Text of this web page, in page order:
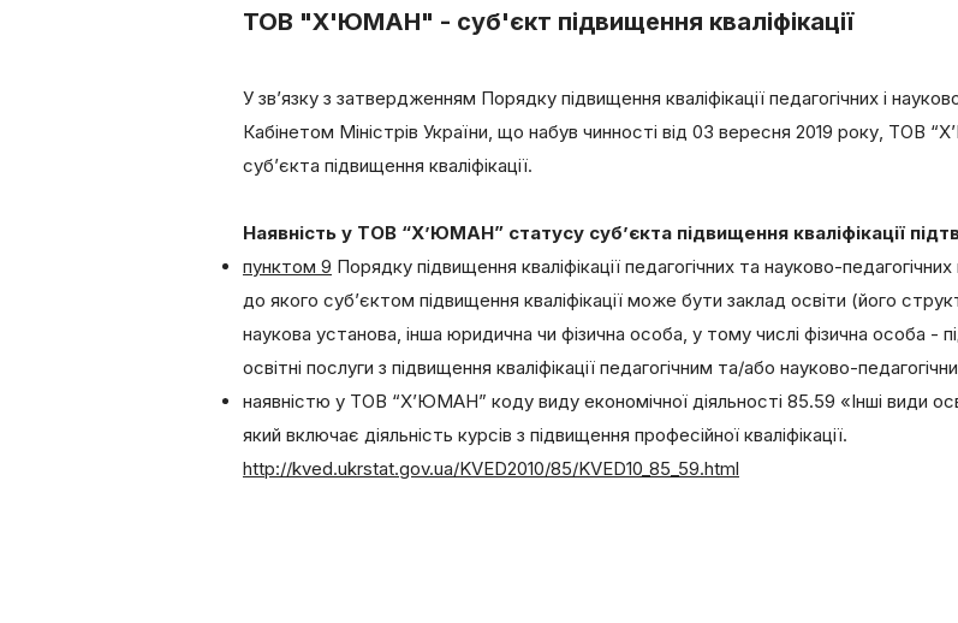
ТОВ "Х'ЮМАН" - суб'єкт підвищення кваліфікації
У зв’язку з затвердженням Порядку підвищення кваліфікації педагогічних і
Кабінетом Міністрів України, що набув чинності від 03 вересня 2019 року, ТОВ
суб’єкта підвищення кваліфікації.
Наявність у ТОВ “Х’ЮМАН” статусу суб’єкта підвищення кваліфікації
пунктом 9 Порядку підвищення кваліфікації педагогічних та науково-педагогічних
до якого суб’єктом підвищення кваліфікації може бути заклад освіти (його
наукова установа, інша юридична чи фізична особа, у тому числі фізична особа -
освітні послуги з підвищення кваліфікації педагогічним та/або науково-
наявністю у ТОВ “Х’ЮМАН” коду виду економічної діяльності 85.59 «Інші види
який включає діяльність курсів з підвищення професійної кваліфікації.
http://kved.ukrstat.gov.ua/KVED2010/85/KVED10_85_59.html